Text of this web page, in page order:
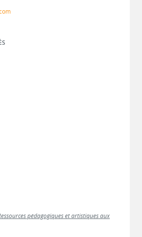
pédagogiques et artistiques aux